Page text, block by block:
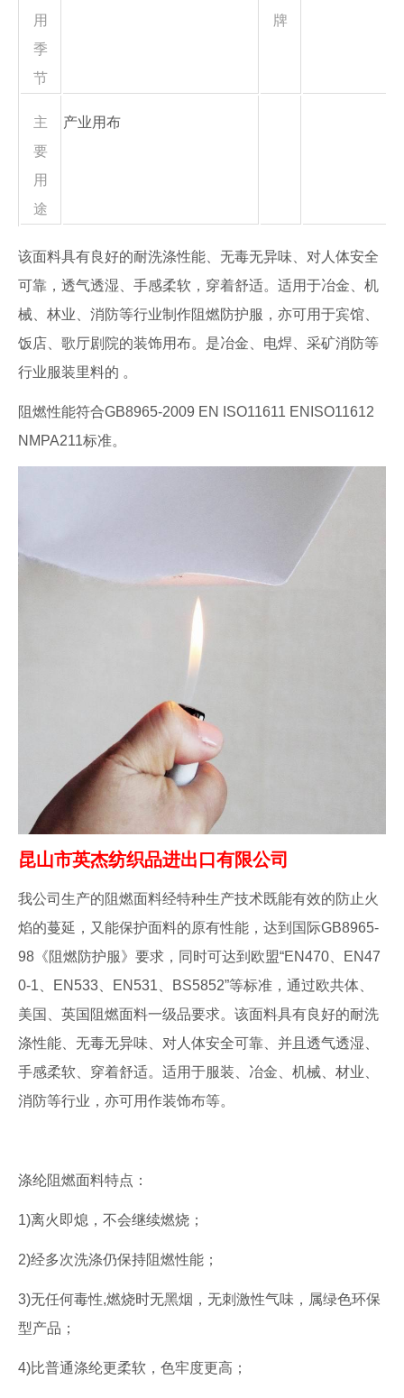
用
季
节
牌
主
要
用
途
产业用布
该面料具有良好的耐洗涤性能、无毒无异味、对人体安全
可靠，透气透湿、手感柔软，穿着舒适。适用于冶金、机
械、林业、消防等行业制作阻燃防护服，亦可用于宾馆、
饭店、歌厅剧院的装饰用布。是冶金、电焊、采矿消防等
行业服装里料的 。
阻燃性能符合GB8965-2009 EN ISO11611 ENISO11612
NMPA211标准。
昆山市英杰纺织品进出口有限公司
我公司生产的阻燃面料经特种生产技术既能有效的防止火
焰的蔓延，又能保护面料的原有性能，达到国际GB8965-
98《阻燃防护服》要求，同时可达到欧盟“EN470、EN47
0-1、EN533、EN531、BS5852”等标准，通过欧共体、
美国、英国阻燃面料一级品要求。该面料具有良好的耐洗
涤性能、无毒无异味、对人体安全可靠、并且透气透湿、
手感柔软、穿着舒适。适用于服装、冶金、机械、材业、
消防等行业，亦可用作装饰布等。
涤纶阻燃面料特点：
1)离火即熄，不会继续燃烧；
2)经多次洗涤仍保持阻燃性能；
3)无任何毒性,燃烧时无黑烟，无刺激性气味，属绿色环保
型产品；
4)比普通涤纶更柔软，色牢度更高；